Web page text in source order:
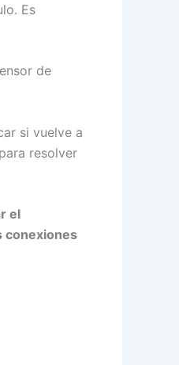
Es
de
si vuelve a
resolver
el
conexiones